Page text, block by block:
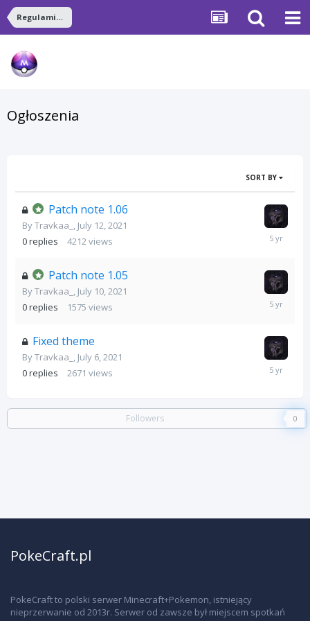
Regulaminy i Ogłoszenia
Ogłoszenia
SORT BY
Patch note 1.06
ByTravkaa_ , July 12, 2021
0replies 4212views
July
12,
Patch note 1.05
ByTravkaa_ , July 10, 2021
0replies 1575 views
July
10,
Fixed theme
ByTravkaa_ , July 6, 2021
0replies 2671 views
July
Followers 0
PokeCraft.pl
PokeCraft to polski serwer Minecraft+Pokemon, istniejący
nieprzerwanie od 2013r. Serwer od zawsze był miejscem spotkań